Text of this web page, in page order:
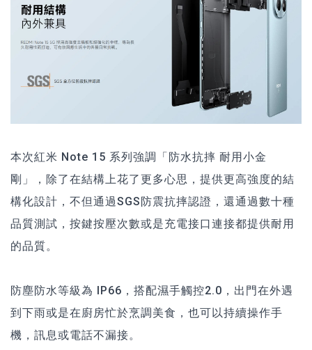
本次紅米 Note 15 系列強調「防水抗摔 耐用小金
剛」，除了在結構上花了更多心思，提供更高強度的結
構化設計，不但通過SGS防震抗摔認證，還通過數十種
品質測試，按鍵按壓次數或是充電接口連接都提供耐用
的品質。
防塵防水等級為 IP66，搭配濕手觸控2.0，出門在外遇
到下雨或是在廚房忙於烹調美食，也可以持續操作手
機，訊息或電話不漏接。